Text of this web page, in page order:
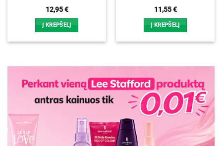
12,95€
Į KREPŠELĮ
11,55€
Į KREPŠELĮ